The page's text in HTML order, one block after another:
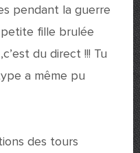
pendant la guerre
fille brulée
du direct !!! Tu
a même pu
des tours